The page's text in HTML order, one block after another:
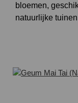
bloemen,
natuurlijke